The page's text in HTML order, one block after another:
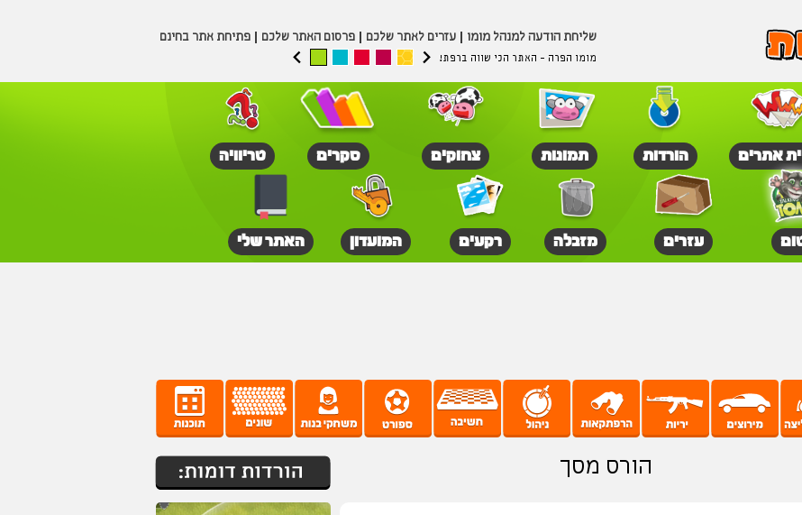
שליחת הודעה למנהל מומו עזרים לאתר שלכם פרסום האתר שלכם פתיחת אתר בחינם
מומו הפרה - האתר הכי שווה ברפת!
אתרים הורדות תמונות צחוקים סקרים טריוויה
עזרים מזבלה רקעים המועדון האתר שלי
הורס מסך